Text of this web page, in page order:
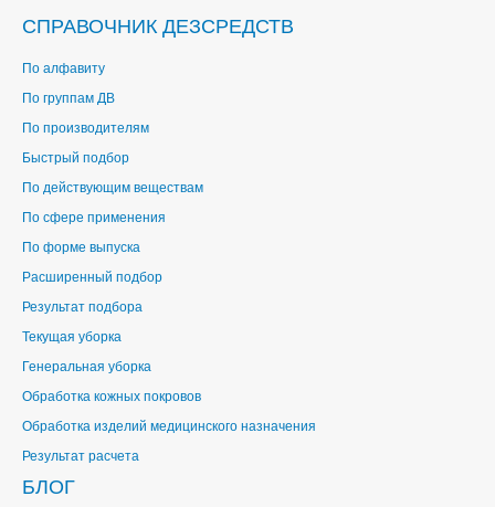
СПРАВОЧНИК ДЕЗСРЕДСТВ
По алфавиту
По группам ДВ
По производителям
Быстрый подбор
По действующим веществам
По сфере применения
По форме выпуска
Расширенный подбор
Результат подбора
Текущая уборка
Генеральная уборка
Обработка кожных покровов
Обработка изделий медицинского назначения
Результат расчета
БЛОГ